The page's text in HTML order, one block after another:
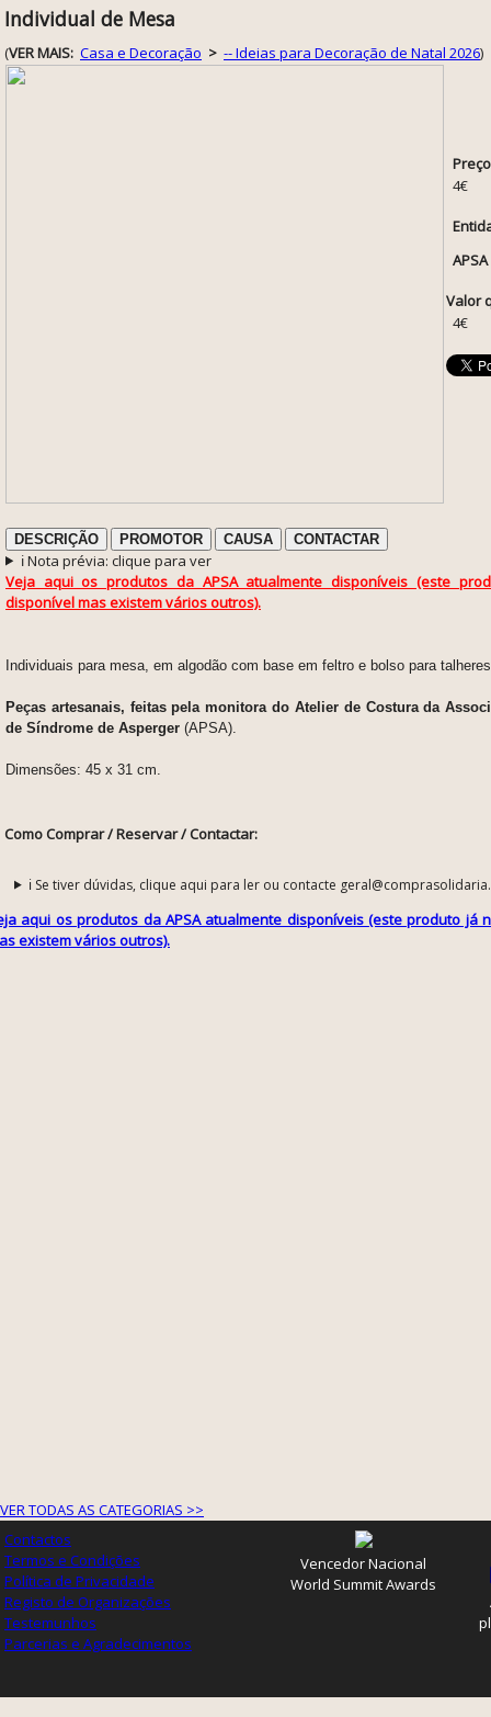
Individual de Mesa
(VER MAIS: Casa e Decoração > -- Ideias para Decoração de Natal 2026)
4€
APSA
Valor
4€
DESCRIÇÃO PROMOTOR CAUSA CONTACTAR
ℹ️ Nota prévia: clique para ver
Veja aqui os produtos da APSA atualmente disponíveis (este
disponível mas existem vários outros).
Individuais para mesa, em algodão com base em feltro e bolso para
Peças artesanais, feitas pela monitora do Atelier de Costura da
de Síndrome de Asperger (APSA).
Dimensões: 45 x 31 cm.
Como Comprar / Reservar / Contactar:
ℹ️ Se tiver dúvidas, clique aqui para ler ou contacte
aqui os produtos da APSA atualmente disponíveis (este produto já
existem vários outros).
VER TODAS AS CATEGORIAS >>
Contactos
Termos e Condições
Política de Privacidade
Registo de Organizações
Testemunhos
Parcerias e Agradecimentos
Vencedor Nacional
World Summit Awards